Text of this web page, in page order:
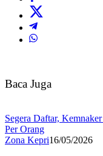
Baca Juga
Segera Daftar,
Per Orang
Zona Kepri16/05/2026